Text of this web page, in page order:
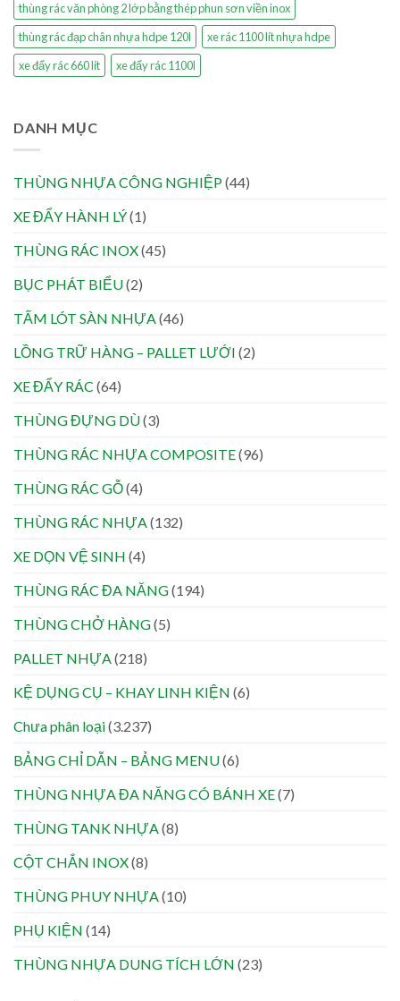
thùng rác văn phòng 2 lớp bằng thép phun sơn viền inox
thùng rác đạp chân nhựa hdpe 120l
xe rác 1100 lít nhựa hdpe
xe đẩy rác 660 lít
xe đẩy rác 1100l
DANH MỤC
THÙNG NHỰA CÔNG NGHIỆP(44)
XE ĐẨY HÀNH LÝ(1)
THÙNG RÁC INOX(45)
BỤC PHÁT BIỂU(2)
TẤM LÓT SÀN NHỰA (46)
LỒNG TRỮ HÀNG – PALLET LƯỚI (2)
XE ĐẨY RÁC (64)
THÙNG ĐỰNG DÙ(3)
THÙNG RÁC NHỰA COMPOSITE(96)
THÙNG RÁC GỖ(4)
THÙNG RÁC NHỰA (132)
XE DỌN VỆ SINH (4)
THÙNG RÁC ĐA NĂNG(194)
THÙNG CHỞ HÀNG(5)
PALLET NHỰA (218)
KỆ DỤNG CỤ – KHAY LINH KIỆN (6)
Chưa phân loại(3.237)
BẢNG CHỈ DẪN – BẢNG MENU(6)
THÙNG NHỰA ĐA NĂNG CÓ BÁNH XE(7)
THÙNG TANK NHỰA (8)
CỘT CHẮN INOX(8)
THÙNG PHUY NHỰA (10)
PHỤ KIỆN (14)
THÙNG NHỰA DUNG TÍCH LỚN (23)